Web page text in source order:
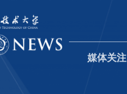
媒体关注